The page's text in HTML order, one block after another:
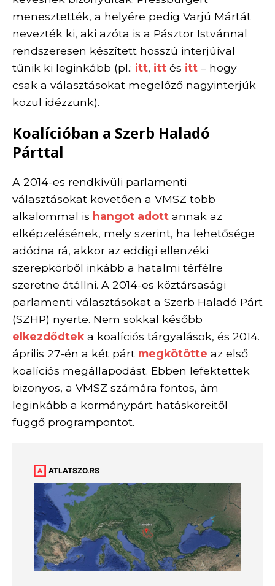
menesztették, a helyére pedig Varjú Mártát
nevezték ki, aki azóta is a Pásztor Istvánnal
rendszeresen készített hosszú interjúival
tűnik ki leginkább (pl.: itt, itt és itt – hogy
csak a választásokat megelőző nagyinterjúk
közül idézzünk).
Koalícióban a Szerb Haladó
Párttal
A 2014-es rendkívüli parlamenti
választásokat követően a VMSZ több
alkalommal is hangot adott annak az
elképzelésének, mely szerint, ha lehetősége
adódna rá, akkor az eddigi ellenzéki
szerepkörből inkább a hatalmi térfélre
szeretne átállni. A 2014-es köztársasági
parlamenti választásokat a Szerb Haladó Párt
(SZHP) nyerte. Nem sokkal később
elkezdődtek a koalíciós tárgyalások, és 2014.
április 27-én a két párt megkötötte az első
koalíciós megállapodást. Ebben lefektettek
bizonyos, a VMSZ számára fontos, ám
leginkább a kormánypárt hatásköreitől
függő programpontot.